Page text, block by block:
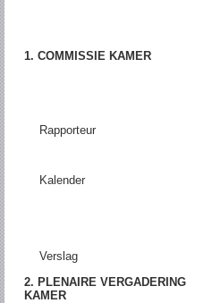
1. COMMISSIE KAMER
Rapporteur
Kalender
Verslag
2. PLENAIRE VERGADERING
KAMER